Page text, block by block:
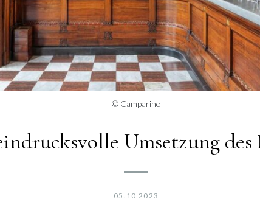
© Camparino
Umsetzung
05.10.2023